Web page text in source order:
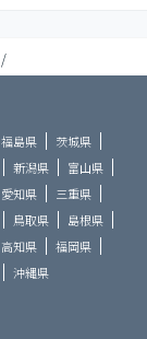
/
福島県
茨城県
新潟県
富山県
愛知県
三重県
鳥取県
島根県
高知県
福岡県
沖縄県